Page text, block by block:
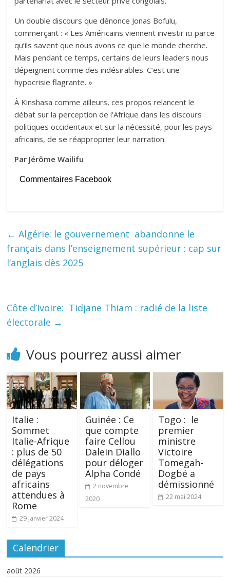
Un double discours que dénonce Jonas Bofulu,
commerçant : « Les Américains viennent investir ici parce
qu’ils savent que nous avons ce que le monde cherche.
Mais pendant ce temps, certains de leurs leaders nous
dépeignent comme des indésirables. C’est une
hypocrisie flagrante. »
À Kinshasa comme ailleurs, ces propos relancent le
débat sur la perception de l’Afrique dans les discours
politiques occidentaux et sur la nécessité, pour les pays
africains, de se réapproprier leur narration.
Par Jérôme Wailifu
Commentaires Facebook
← Algérie: le gouvernement abandonne le
français dans l’enseignement supérieur : cap sur
l’anglais dès 2025
Côte d’Ivoire: Tidjane Thiam : radié de la liste
électorale →
Vous pourrez aussi aimer
Italie :
Sommet
Italie-Afrique
: plus de 50
délégations
de pays
africains
attendues à
Rome
29 janvier 2024
Guinée : Ce
que compte
faire Cellou
Dalein Diallo
pour déloger
Alpha Condé
2 novembre
2020
Togo : le
premier
ministre
Victoire
Tomegah-
Dogbé a
démissionné
22 mai 2024
Calendrier
août 2026